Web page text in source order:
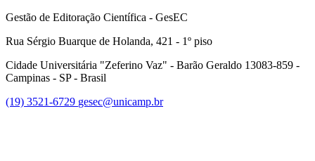
Gestão de Editoração Científica - GesEC
Rua Sérgio Buarque de Holanda, 421 - 1º piso
Cidade Universitária "Zeferino Vaz" - Barão Geraldo 13083-859 -
Campinas - SP - Brasil
(19) 3521-6729 gesec@unicamp.br